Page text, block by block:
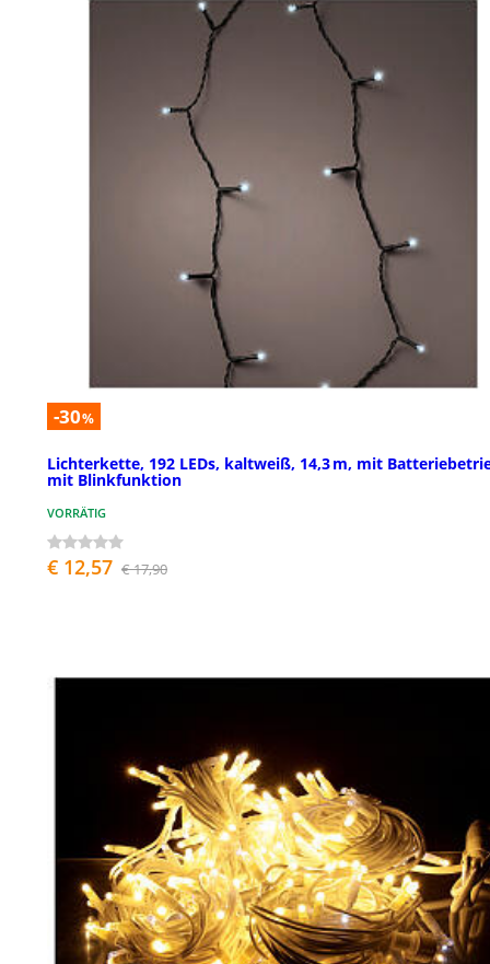
-30%
Lichterkette, 192 LEDs, kaltweiß, 14,3 m, mit
mit Blinkfunktion
VORRÄTIG
€ 12,57 € 17,90